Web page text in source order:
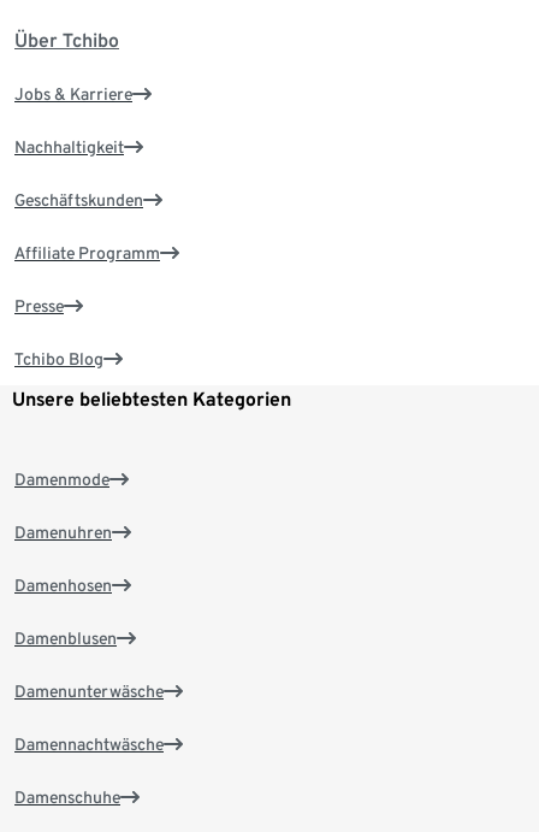
Über Tchibo
Jobs & Karriere
Nachhaltigkeit
Geschäftskunden
Affiliate Programm
Presse
Tchibo Blog
Unsere beliebtesten Kategorien
Damenmode
Damenuhren
Damenhosen
Damenblusen
Damenunterwäsche
Damennachtwäsche
Damenschuhe